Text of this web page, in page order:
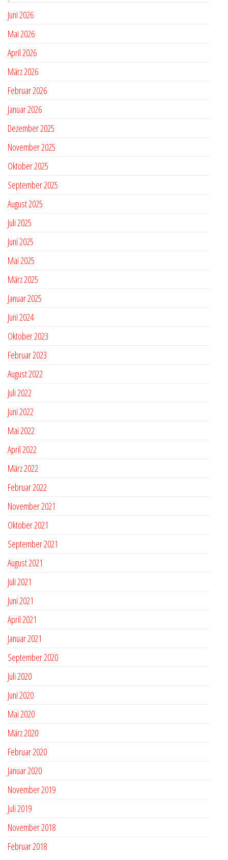
Juni 2026
Mai 2026
April 2026
März 2026
Februar 2026
Januar 2026
Dezember 2025
November 2025
Oktober 2025
September 2025
August 2025
Juli 2025
Juni 2025
Mai 2025
März 2025
Januar 2025
Juni 2024
Oktober 2023
Februar 2023
August 2022
Juli 2022
Juni 2022
Mai 2022
April 2022
März 2022
Februar 2022
November 2021
Oktober 2021
September 2021
August 2021
Juli 2021
Juni 2021
April 2021
Januar 2021
September 2020
Juli 2020
Juni 2020
Mai 2020
März 2020
Februar 2020
Januar 2020
November 2019
Juli 2019
November 2018
Februar 2018